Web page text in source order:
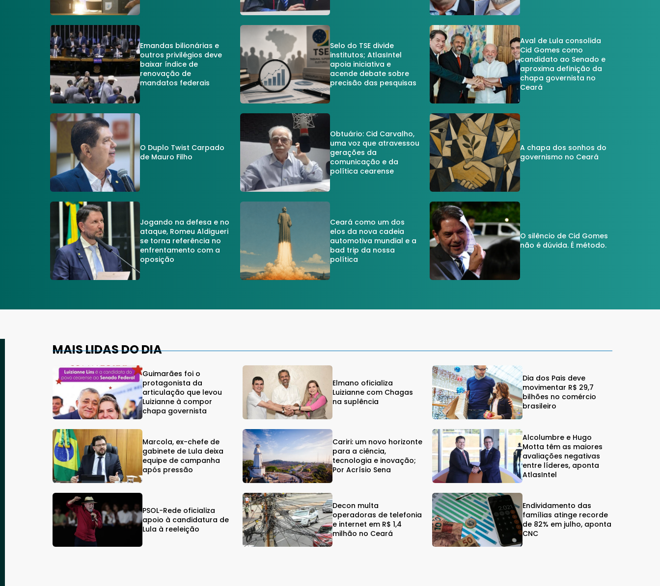
Emandas bilionárias e
outros privilégios deve
baixar índice de
renovação de
mandatos federais
Selo do TSE divide
institutos; AtlasIntel
apoia iniciativa e
acende debate sobre
precisão das pesquisas
Aval de Lula consolida
Cid Gomes como
candidato ao Senado e
aproxima definição da
chapa governista no
Ceará
O Duplo Twist Carpado
de Mauro Filho
Obtuário: Cid Carvalho,
uma voz que atravessou
gerações da
comunicação e da
política cearense
A chapa dos sonhos do
governismo no Ceará
Jogando na defesa e no
ataque, Romeu Aldigueri
se torna referência no
enfrentamento com a
oposição
Ceará como um dos
elos da nova cadeia
automotiva mundial e a
bad trip da nossa
política
O silêncio de Cid Gomes
não é dúvida. É método.
MAIS LIDAS DO DIA
Guimarães foi o
protagonista da
articulação que levou
Luizianne à compor
chapa governista
Elmano oficializa
Luizianne com Chagas
na suplência
Dia dos Pais deve
movimentar R$ 29,7
bilhões no comércio
brasileiro
Marcola, ex-chefe de
gabinete de Lula deixa
equipe de campanha
após pressão
Cariri: um novo horizonte
para a ciência,
tecnologia e inovação;
Por Acrísio Sena
Alcolumbre e Hugo
Motta têm as maiores
avaliações negativas
entre líderes, aponta
AtlasIntel
PSOL-Rede oficializa
apoio à candidatura de
Lula à reeleição
Decon multa
operadoras de telefonia
e internet em R$ 1,4
milhão no Ceará
Endividamento das
famílias atinge recorde
de 82% em julho, aponta
CNC